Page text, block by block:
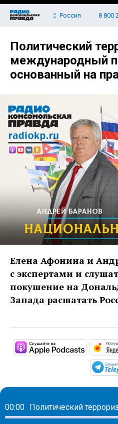
Россия 8 800
Политический
международный
основанный на
Елена Афонина и
с экспертами и
покушение на
Запада расшатать
https://
00:00